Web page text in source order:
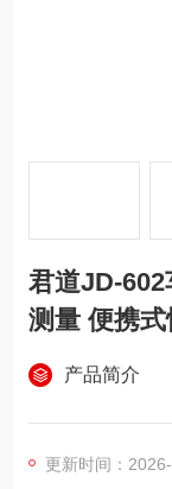
君道JD-
测量 便携
产品简介
更新时间：